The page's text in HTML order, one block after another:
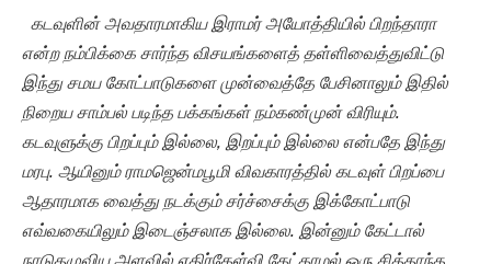
கடவுளின் அவதாரமாகிய இராமர் அயோத்தியில் பிறந்தாரா
என்ற நம்பிக்கை சார்ந்த விசயங்களைத் தள்ளிவைத்துவிட்டு
இந்து சமய கோட்பாடுகளை முன்வைத்தே பேசினாலும் இதில்
நிறைய சாம்பல் படிந்த பக்கங்கள் நம்கண்முன் விரியும்.
கடவுளுக்கு பிறப்பும் இல்லை, இறப்பும் இல்லை என்பதே இந்து
மரபு. ஆயினும் ராமஜென்மபூமி விவகாரத்தில் கடவுள் பிறப்பை
ஆதாரமாக வைத்து நடக்கும் சர்ச்சைக்கு இக்கோட்பாடு
எவ்வகையிலும் இடைஞ்சலாக இல்லை. இன்னும் கேட்டால்